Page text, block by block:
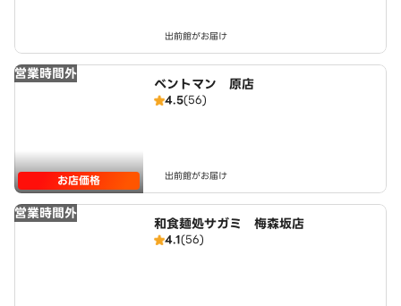
出前館がお届け
営業時間外
お店価格
ベントマン 原店
4.5(56)
出前館がお届け
営業時間外
和食麺処サガミ 梅森坂店
4.1(56)